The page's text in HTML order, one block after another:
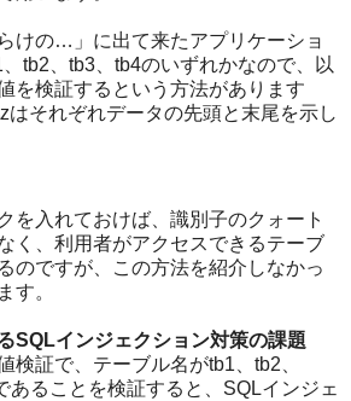
けの…」に出て来たアプリケーショ
tb2、tb3、tb4のいずれかなので、以
を検証するという方法があります
はそれぞれデータの先頭と末尾を示し
を入れておけば、識別子のクォート
く、利用者がアクセスできるテーブ
のですが、この方法を紹介しなかっ
す。
SQLインジェクション対策の課題
検証で、テーブル名がtb1、tb2、
あることを検証すると、SQLインジェ